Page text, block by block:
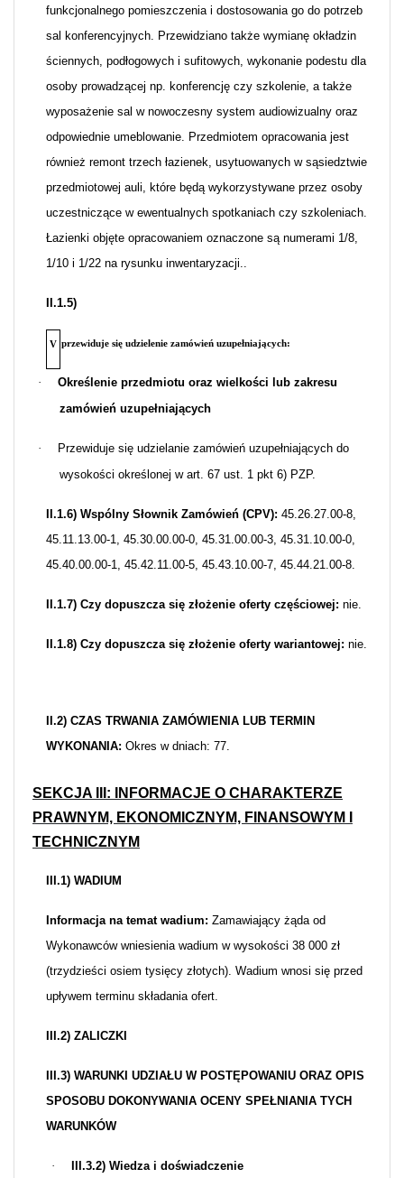
funkcjonalnego pomieszczenia i dostosowania go do potrzeb
sal konferencyjnych. Przewidziano także wymianę okładzin
ściennych, podłogowych i sufitowych, wykonanie podestu dla
osoby prowadzącej np. konferencję czy szkolenie, a także
wyposażenie sal w nowoczesny system audiowizualny oraz
odpowiednie umeblowanie. Przedmiotem opracowania jest
również remont trzech łazienek, usytuowanych w sąsiedztwie
przedmiotowej auli, które będą wykorzystywane przez osoby
uczestniczące w ewentualnych spotkaniach czy szkoleniach.
Łazienki objęte opracowaniem oznaczone są numerami 1/8,
1/10 i 1/22 na rysunku inwentaryzacji..
II.1.5)
V przewiduje się udzielenie zamówień uzupełniających:
·
Określenie przedmiotu oraz wielkości lub zakresu
zamówień uzupełniających
·
Przewiduje się udzielanie zamówień uzupełniających do
wysokości określonej w art. 67 ust. 1 pkt 6) PZP.
II.1.6) Wspólny Słownik Zamówień (CPV): 45.26.27.00-8,
45.11.13.00-1, 45.30.00.00-0, 45.31.00.00-3, 45.31.10.00-0,
45.40.00.00-1, 45.42.11.00-5, 45.43.10.00-7, 45.44.21.00-8.
II.1.7) Czy dopuszcza się złożenie oferty częściowej: nie.
II.1.8) Czy dopuszcza się złożenie oferty wariantowej: nie.
II.2) CZAS TRWANIA ZAMÓWIENIA LUB TERMIN
WYKONANIA: Okres w dniach: 77.
SEKCJA III: INFORMACJE O CHARAKTERZE
PRAWNYM, EKONOMICZNYM, FINANSOWYM I
TECHNICZNYM
III.1) WADIUM
Informacja na temat wadium: Zamawiający żąda od
Wykonawców wniesienia wadium w wysokości 38 000 zł
(trzydzieści osiem tysięcy złotych). Wadium wnosi się przed
upływem terminu składania ofert.
III.2) ZALICZKI
III.3) WARUNKI UDZIAŁU W POSTĘPOWANIU ORAZ OPIS
SPOSOBU DOKONYWANIA OCENY SPEŁNIANIA TYCH
WARUNKÓW
· III.3.2) Wiedza i doświadczenie